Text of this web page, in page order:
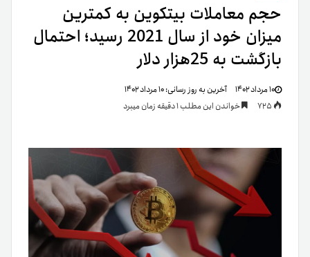
حجم معاملات بیتکوین به کمترین
میزان خود از سال 2021 رسید؛ احتمال
بازگشت به 25‌هزار دلار
۱۰ مرداد ۱۴۰۲ آخرین به روز رسانی:۱۰ مرداد ۱۴۰۲
خواندن این مطلب 1 دقیقه زمان میبرد